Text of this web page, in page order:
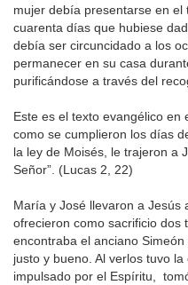
mujer debía presentarse en
cuarenta días que hubiese
debía ser circuncidado a los
permanecer en su casa
purificándose a través del
Este es el texto evangélico en
como se cumplieron los días
la ley de Moisés, le trajeron a
Señor”. (Lucas 2, 22)
María y José llevaron a Jesús
ofrecieron como sacrificio dos
encontraba el anciano
justo y bueno. Al verlos tuvo
impulsado por el Espíritu,